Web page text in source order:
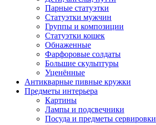
Парные статуэтки
Статуэтки мужчин
Группы и композиции
Статуэтки кошек
Обнаженные
Фарфоровые солдаты
Большие скульптуры
Уценённые
Антикварные пивные кружки
Предметы интерьера
Картины
Лампы и подсвечники
Посуда и предметы сервировки